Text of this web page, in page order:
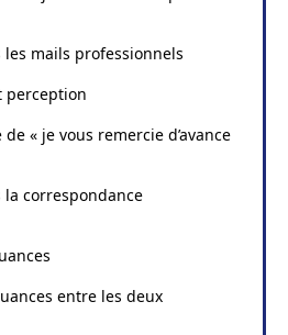
mails professionnels
perception
« je vous remercie d’avance
correspondance
entre les deux